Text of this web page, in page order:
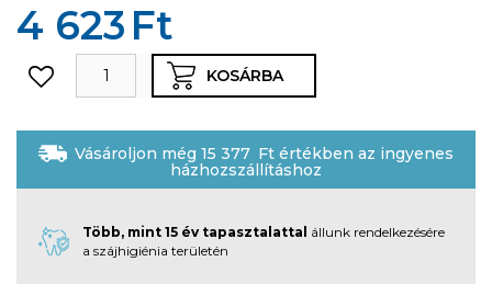
4 623 Ft
KOSÁRBA
Vásároljon még 15 377 Ft értékben az ingyenes
házhozszállításhoz
Több, mint 15 év tapasztalattal állunk rendelkezésére
a szájhigiénia területén